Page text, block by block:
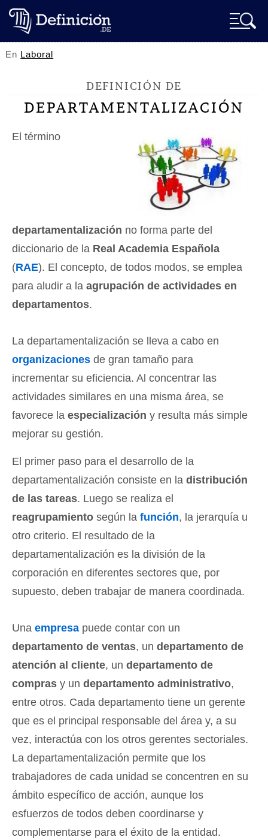
En Laboral
DEFINICIÓN DE
DEPARTAMENTALIZACIÓN
El término
departamentalización no forma parte del
diccionario de la Real Academia Española
(RAE). El concepto, de todos modos, se emplea
para aludir a la agrupación de actividades en
departamentos.
La departamentalización se lleva a cabo en
organizaciones de gran tamaño para
incrementar su eficiencia. Al concentrar las
actividades similares en una misma área, se
favorece la especialización y resulta más simple
mejorar su gestión.
El primer paso para el desarrollo de la
departamentalización consiste en la distribución
de las tareas. Luego se realiza el
reagrupamiento según la función, la jerarquía u
otro criterio. El resultado de la
departamentalización es la división de la
corporación en diferentes sectores que, por
supuesto, deben trabajar de manera coordinada.
Una empresa puede contar con un
departamento de ventas, un departamento de
atención al cliente, un departamento de
compras y un departamento administrativo,
entre otros. Cada departamento tiene un gerente
que es el principal responsable del área y, a su
vez, interactúa con los otros gerentes sectoriales.
La departamentalización permite que los
trabajadores de cada unidad se concentren en su
ámbito específico de acción, aunque los
esfuerzos de todos deben coordinarse y
complementarse para el éxito de la entidad.